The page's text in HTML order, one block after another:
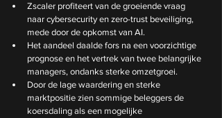
Zscaler profiteert van de groeiende vraag
naar cybersecurity en zero-trust beveiliging,
mede door de opkomst van AI.
Het aandeel daalde fors na een voorzichtige
prognose en het vertrek van twee belangrijke
managers, ondanks sterke omzetgroei.
Door de lage waardering en sterke
marktpositie zien sommige beleggers de
koersdaling als een mogelijke